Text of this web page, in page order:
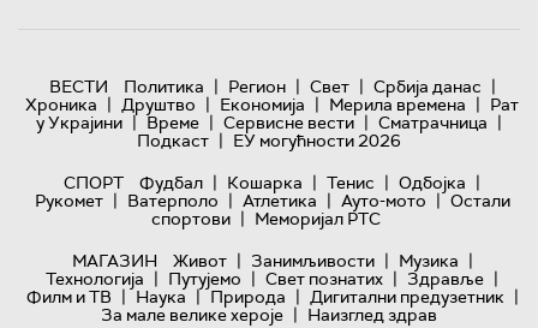
ВЕСТИ Политика | Регион | Свет | Србија данас |
Хроника | Друштво | Економија | Мерила времена | Рат
у Украјини | Време | Сервисне вести | Сматрачница |
Подкаст | ЕУ могућности 2026
СПОРТ
Фудбал | Кошарка | Тенис | Одбојка |
Рукомет | Ватерполо | Атлетика | Ауто-мото | Остали
спортови | Меморијал РТС
МАГАЗИН
Живот | Занимљивости | Музика |
Технологијa | Путујемо | Свет познатих | Здравље |
Филм и ТВ | Наука | Природа | Дигитални предузетник |
За мале велике хероје | Наизглед здрав